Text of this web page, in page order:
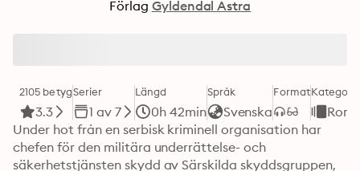
Förlag Gyldendal Astra
2105 betyg
3.3
Serier
1 av 7
Längd
0h 42min
Språk
Svenska
FormatKategori
Under hot från en serbisk kriminell organisation har
chefen för den militära underrättelse- och
säkerhetstjänsten skydd av Särskilda skyddsgruppen,